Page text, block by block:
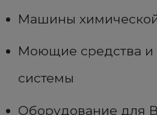
Машины
Моющие средства
системы
Оборудование для